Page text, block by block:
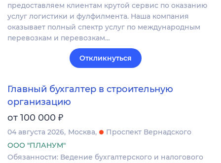
предоставляем клиентам крутой сервис по оказанию
услуг логистики и фулфилмента. Наша компания
оказывает полный спектр услуг по международным
перевозкам и перевозкам…
Откликнуться
Главный бухгалтер в строительную
организацию
от 100 000 ₽
04 августа 2026 Москва
Проспект Вернадского
ООО "ПЛАНУМ"
Обязанности: Ведение бухгалтерского и налогового